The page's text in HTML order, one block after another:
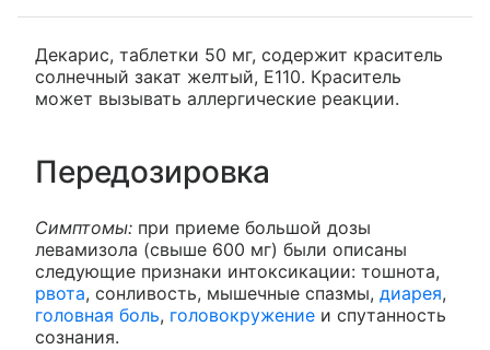
Декарис, таблетки 50 мг, содержит краситель
солнечный закат желтый, Е110. Краситель
может вызывать аллергические реакции.
Передозировка
Симптомы: при приеме большой дозы
левамизола (свыше 600 мг) были описаны
следующие признаки интоксикации: тошнота,
рвота, сонливость, мышечные спазмы, диарея,
головная боль, головокружение и спутанность
сознания.